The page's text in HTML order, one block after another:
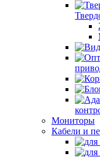
Мониторы
Кабели и